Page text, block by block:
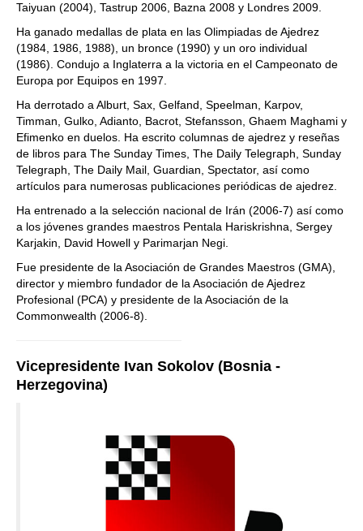
Taiyuan (2004), Tastrup 2006, Bazna 2008 y Londres 2009.
Ha ganado medallas de plata en las Olimpiadas de Ajedrez
(1984, 1986, 1988), un bronce (1990) y un oro individual
(1986). Condujo a Inglaterra a la victoria en el Campeonato de
Europa por Equipos en 1997.
Ha derrotado a Alburt, Sax, Gelfand, Speelman, Karpov,
Timman, Gulko, Adianto, Bacrot, Stefansson, Ghaem Maghami y
Efimenko en duelos. Ha escrito columnas de ajedrez y reseñas
de libros para The Sunday Times, The Daily Telegraph, Sunday
Telegraph, The Daily Mail, Guardian, Spectator, así como
artículos para numerosas publicaciones periódicas de ajedrez.
Ha entrenado a la selección nacional de Irán (2006-7) así como
a los jóvenes grandes maestros Pentala Hariskrishna, Sergey
Karjakin, David Howell y Parimarjan Negi.
Fue presidente de la Asociación de Grandes Maestros (GMA),
director y miembro fundador de la Asociación de Ajedrez
Profesional (PCA) y presidente de la Asociación de la
Commonwealth (2006-8).
Vicepresidente Ivan Sokolov (Bosnia -
Herzegovina)